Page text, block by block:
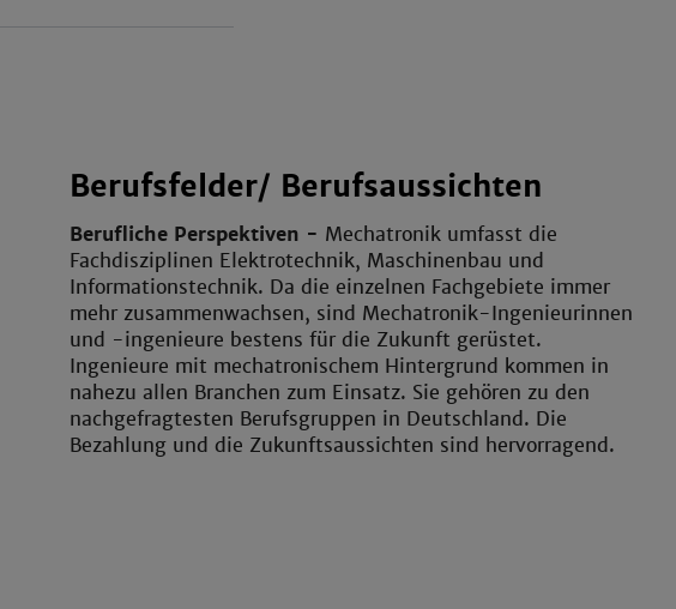
Berufsfelder/ Berufsaussichten
Berufliche Perspektiven - Mechatronik umfasst die
Fachdisziplinen Elektrotechnik, Maschinenbau und
Informationstechnik. Da die einzelnen Fachgebiete immer
mehr zusammenwachsen, sind Mechatronik-Ingenieurinnen
und -ingenieure bestens für die Zukunft gerüstet.
Ingenieure mit mechatronischem Hintergrund kommen in
nahezu allen Branchen zum Einsatz. Sie gehören zu den
nachgefragtesten Berufsgruppen in Deutschland. Die
Bezahlung und die Zukunftsaussichten sind hervorragend.